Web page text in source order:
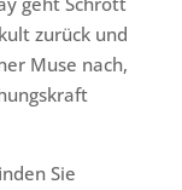
zurück und
Muse nach,
Sie